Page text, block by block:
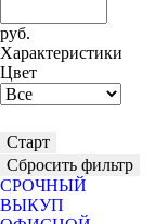
руб.
Характеристики
Цвет
Старт
Сбросить фильтр
СРОЧНЫЙ
ВЫКУП